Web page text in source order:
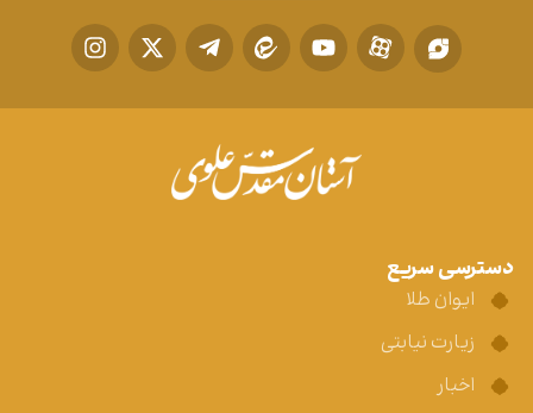
دسترسی سریع
ایوان طلا
زیارت نیابتی
اخبار